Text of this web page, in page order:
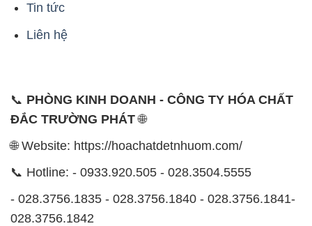
Tin tức
Liên hệ
📞 PHÒNG KINH DOANH - CÔNG TY HÓA CHẤT
ĐẮC TRƯỜNG PHÁT🌐
🌐 Website: https://hoachatdetnhuom.com/
📞 Hotline: - 0933.920.505 - 028.3504.5555
- 028.3756.1835 - 028.3756.1840 - 028.3756.1841-
028.3756.1842